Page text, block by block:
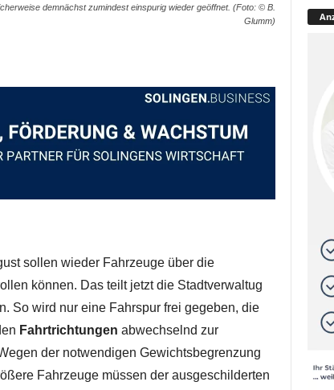
demnächst zumindest einspurig wieder geöffnet. (Foto: © B.
Glumm)
sollen wieder Fahrzeuge über die
können. Das teilt jetzt die Stadtverwaltug
So wird nur eine Fahrspur frei gegeben, die
Fahrtrichtungen abwechselnd zur
der notwendigen Gewichtsbegrenzung
Fahrzeuge müssen der ausgeschilderten